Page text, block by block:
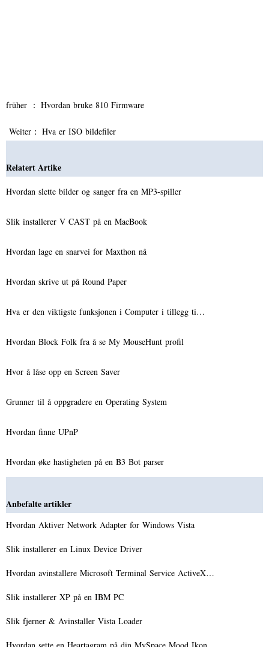
früher ： Hvordan bruke 810 Firmware
Weiter： Hva er ISO bildefiler
Relatert Artike
Hvordan slette bilder og sanger fra en MP3-spiller
Slik installerer V CAST på en MacBook
Hvordan lage en snarvei for Maxthon nå
Hvordan skrive ut på Round Paper
Hva er den viktigste funksjonen i Computer i tillegg ti…
Hvordan Block Folk fra å se My MouseHunt profil
Hvor å låse opp en Screen Saver
Grunner til å oppgradere en Operating System
Hvordan finne UPnP
Hvordan øke hastigheten på en B3 Bot parser
Anbefalte artikler
Hvordan Aktiver Network Adapter for Windows Vista
Slik installerer en Linux Device Driver
Hvordan avinstallere Microsoft Terminal Service ActiveX…
Slik installerer XP på en IBM PC
Slik fjerner & Avinstaller Vista Loader